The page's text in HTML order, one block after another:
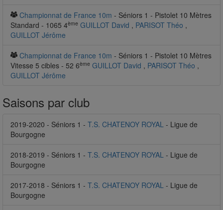
Championnat de France 10m - Séniors 1 - Pistolet 10 Mètres
Standard - 1065 4ème GUILLOT David , PARISOT Théo ,
GUILLOT Jérôme
Championnat de France 10m - Séniors 1 - Pistolet 10 Mètres
Vitesse 5 cibles - 52 6ème GUILLOT David , PARISOT Théo ,
GUILLOT Jérôme
Saisons par club
2019-2020 - Séniors 1 - T.S. CHATENOY ROYAL - Ligue de
Bourgogne
2018-2019 - Séniors 1 - T.S. CHATENOY ROYAL - Ligue de
Bourgogne
2017-2018 - Séniors 1 - T.S. CHATENOY ROYAL - Ligue de
Bourgogne